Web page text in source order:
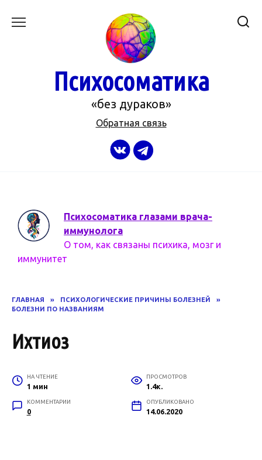
Психосоматика
«без дураков»
Обратная связь
Психосоматика глазами врача-
иммунолога
О том, как связаны психика, мозг и
иммунитет
ГЛАВНАЯ » ПСИХОЛОГИЧЕСКИЕ ПРИЧИНЫ БОЛЕЗНЕЙ
»
БОЛЕЗНИ ПО НАЗВАНИЯМ
Ихтиоз
НА ЧТЕНИЕ
1 мин
ПРОСМОТРОВ
1.4к.
КОММЕНТАРИИ
0
ОПУБЛИКОВАНО
14.06.2020